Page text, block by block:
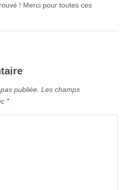
! Merci pour toutes ces
publiée. Les champs
*